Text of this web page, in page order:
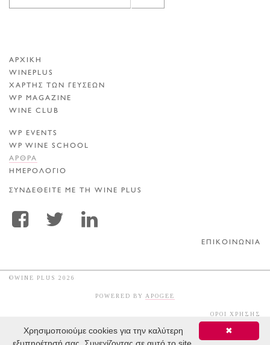
ΑΡΧΙΚΗ
WINEPLUS
ΧΑΡΤΗΣ ΤΩΝ ΓΕΥΣΕΩΝ
WP MAGAZINE
WINE CLUB
WP EVENTS
WP WINE SCHOOL
ΑΡΘΡΑ
ΗΜΕΡΟΛΟΓΙΟ
ΣΥΝΔΕΘΕΙΤΕ ΜΕ ΤΗ WINE PLUS
ΕΠΙΚΟΙΝΩΝΙΑ
©WINE PLUS 2026
POWERED BY APOGEE
ΟΡΟΙ ΧΡΗΣΗΣ
✖
Χρησιμοποιούμε cookies για την καλύτερη